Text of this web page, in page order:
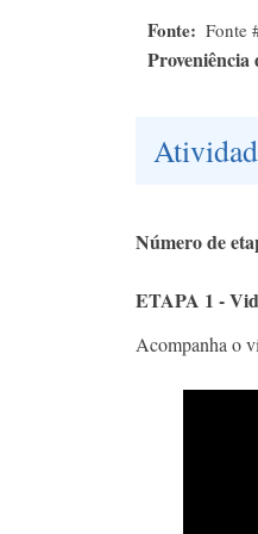
Fonte Fonte
Proveniência
Número de
ETAPA 1 -
Acompanha o